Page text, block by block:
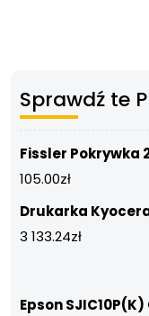
Sprawdź te
Fissler Pokrywka
105.00zł
Drukarka
3 133.24zł
Epson